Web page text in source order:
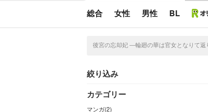
総合 女性 男性 BL
絞り込み
カテゴリー
マンガ(2)